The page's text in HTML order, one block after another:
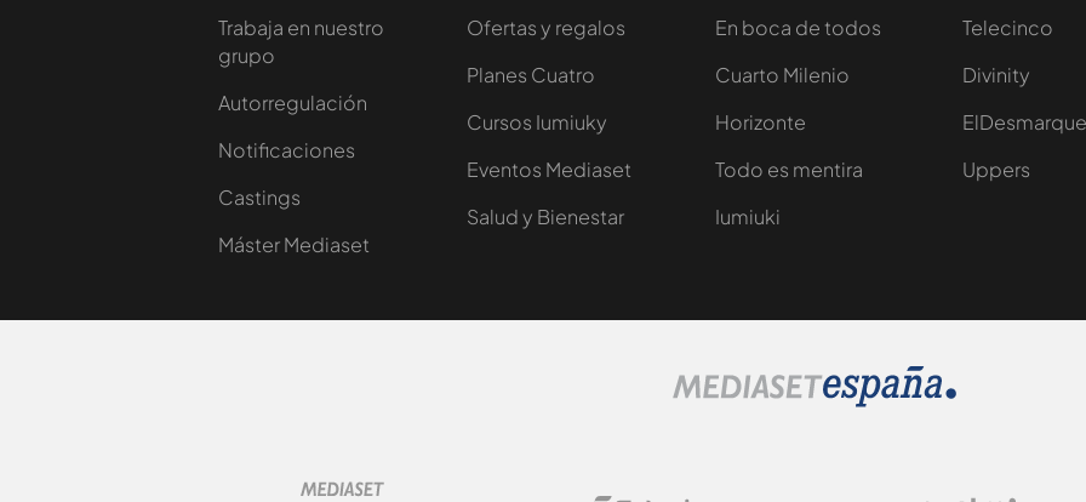
Trabaja en nuestro
grupo
Autorregulación
Notificaciones
Castings
Máster Mediaset
Ofertas y regalos
Planes Cuatro
Cursos Iumiuky
Eventos Mediaset
Salud y Bienestar
En boca de todos
Cuarto Milenio
Horizonte
Todo es mentira
Iumiuki
Telecinco
Divinity
ElDesmarque
Uppers